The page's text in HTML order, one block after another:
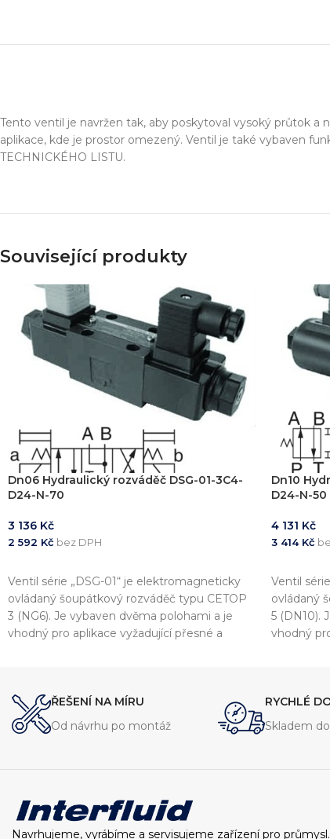
Specializujeme
Technická
Simulace
Tento ventil je navržen tak, aby poskytoval vysoký průtok
aplikace, kde je prostor omezený. Ventil je také vybaven
TECHNICKÉHO LISTU.
Související produkty
Dn06 Hydraulický rozváděč DSG-01-3C4-
D24-N-70
3 136 Kč
2 592 Kč bez DPH
Ventil série „DSG-01“ je elektromagneticky
ovládaný šoupátkový rozváděč typu CETOP
3 (NG6). Je vybaven dvěma polohami a je
vhodný pro aplikace vyžadující přesné a
Dn10
D24-N-50
4 131 Kč
3 414 Kč
Ventil
ovládaný
5 (DN10).
vhodný
ŘEŠENÍ NA MÍRU
Od návrhu po montáž
RYCHLÉ
Skladem
Navrhujeme, vyrábíme a servisujeme zařízení pro průmysl.